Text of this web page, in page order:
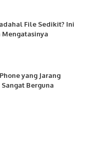
File Sedikit? Ini
Mengatasinya
yang Jarang
Berguna